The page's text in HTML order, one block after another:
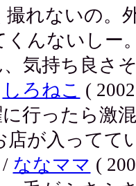
撮れないの。
くんないしー
気持ち良さ
しろねこ (
行ったら激
店が入ってて
ななママ (